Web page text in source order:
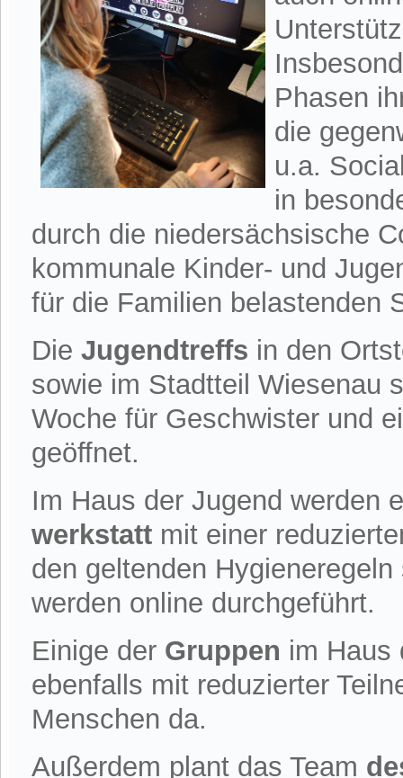
Phasen
die
u.a.
in
durch die niedersächsische
kommunale Kinder- und
für die Familien belastenden
Die Jugendtreffs in den
sowie im Stadtteil Wiesenau
Woche für Geschwister und
geöffnet.
Im Haus der Jugend werden
werkstatt mit einer
den geltenden
werden online durchgeführt.
Einige der Gruppen im Haus
ebenfalls mit reduzierter
Menschen da.
Außerdem plant das Team